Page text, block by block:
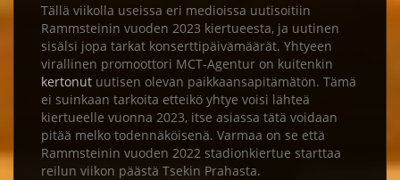
Tällä viikolla useissa eri medioissa uutisoitiin
Rammsteinin vuoden 2023 kiertueesta, ja uutinen
sisälsi jopa tarkat konserttipäivämäärät. Yhtyeen
virallinen promoottori MCT-Agentur on kuitenkin
kertonut uutisen olevan paikkaansapitämätön. Tämä
ei suinkaan tarkoita etteikö yhtye voisi lähteä
kiertueelle vuonna 2023, itse asiassa tätä voidaan
pitää melko todennäköisenä. Varmaa on se että
Rammsteinin vuoden 2022 stadionkiertue starttaa
reilun viikon päästä Tsekin Prahasta.